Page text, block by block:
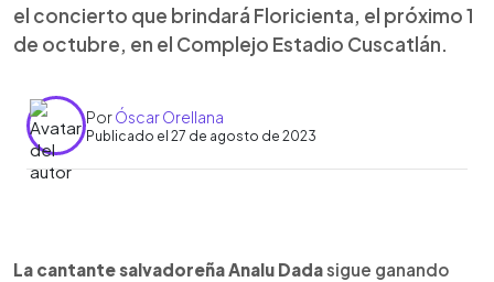
el concierto que brindará Floricienta, el próximo 1
de octubre, en el Complejo Estadio Cuscatlán.
PorÓscar Orellana
Publicado el 27 de agosto de 2023
► Escuchar artículo
La cantante salvadoreña Analu Dadasigue ganando